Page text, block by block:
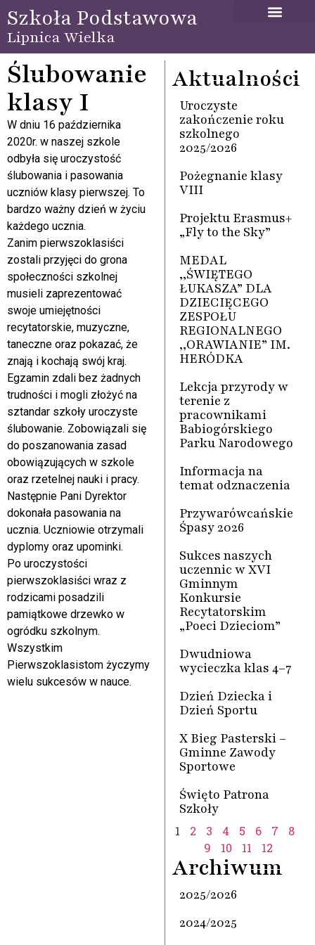
Szkoła Podstawowa
Lipnica Wielka
Ślubowanie
klasy I
W dniu 16 października
2020r. w naszej szkole
odbyła się uroczystość
ślubowania i pasowania
uczniów klasy pierwszej. To
bardzo ważny dzień w życiu
każdego ucznia.
Zanim pierwszoklasiści
zostali przyjęci do grona
społeczności szkolnej
musieli zaprezentować
swoje umiejętności
recytatorskie, muzyczne,
taneczne oraz pokazać, że
znają i kochają swój kraj.
Egzamin zdali bez żadnych
trudności i mogli złożyć na
sztandar szkoły uroczyste
ślubowanie. Zobowiązali się
do poszanowania zasad
obowiązujących w szkole
oraz rzetelnej nauki i pracy.
Następnie Pani Dyrektor
dokonała pasowania na
ucznia. Uczniowie otrzymali
dyplomy oraz upominki.
Po uroczystości
pierwszoklasiści wraz z
rodzicami posadzili
pamiątkowe drzewko w
ogródku szkolnym.
Wszystkim
Pierwszoklasistom życzymy
wielu sukcesów w nauce.
Aktualności
Uroczyste
zakończenie roku
szkolnego
2025/2026
Pożegnanie klasy
VIII
Projektu Erasmus+
„Fly to the Sky”
MEDAL
,,ŚWIĘTEGO
ŁUKASZA” DLA
DZIECIĘCEGO
ZESPOŁU
REGIONALNEGO
,,ORAWIANIE” IM.
HERÓDKA
Lekcja przyrody w
terenie z
pracownikami
Babiogórskiego
Parku Narodowego
Informacja na
temat odznaczenia
Przywarówcańskie
Śpasy 2026
Sukces naszych
uczennic w XVI
Gminnym
Konkursie
Recytatorskim
„Poeci Dzieciom”
Dwudniowa
wycieczka klas 4–7
Dzień Dziecka i
Dzień Sportu
X Bieg Pasterski –
Gminne Zawody
Sportowe
Święto Patrona
Szkoły
1 2 3 4 5 6 7
8
9
10 11 12
Archiwum
2025/2026
2024/2025